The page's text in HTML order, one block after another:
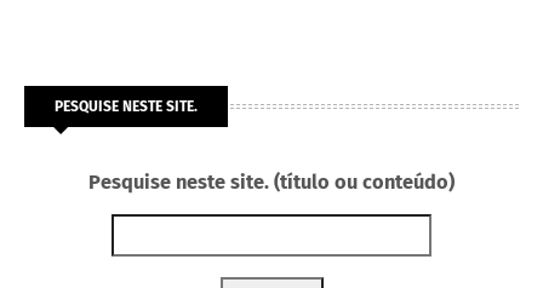
PESQUISE NESTE SITE.
Pesquise neste site. (título ou conteúdo)